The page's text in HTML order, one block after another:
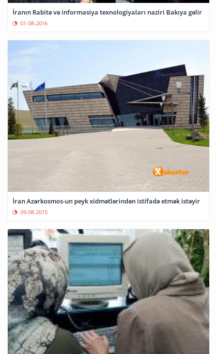
İranın Rabitə və informasiya texnologiyaları naziri Bakıya gəlir
01-08-2016
İran Azərkosmos-un peyk xidmətlərindən istifadə etmək istəyir
09-08-2015